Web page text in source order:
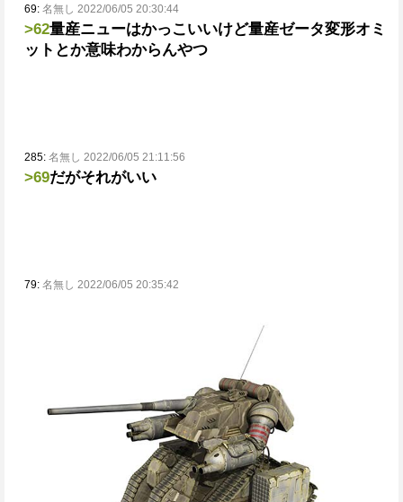
69: 名無し 2022/06/05 20:30:44
>62量産ニューはかっこいいけど量産ゼータ変形オミ
ットとか意味わからんやつ
285: 名無し 2022/06/05 21:11:56
>69だがそれがいい
79: 名無し 2022/06/05 20:35:42